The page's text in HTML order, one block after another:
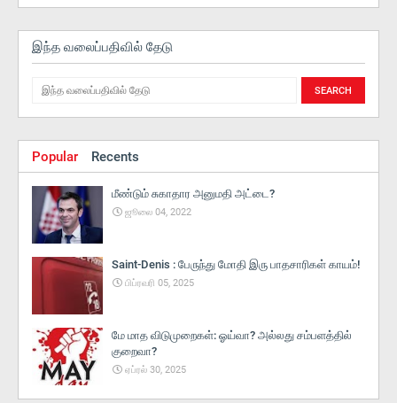
இந்த வலைப்பதிவில் தேடு
Popular Recents
மீண்டும் சுகாதார அனுமதி அட்டை?
ஜூலை 04, 2022
Saint-Denis : பேருந்து மோதி இரு பாதசாரிகள் காயம்!
பிப்ரவரி 05, 2025
மே மாத விடுமுறைகள்: ஓய்வா? அல்லது சம்பளத்தில்
குறைவா?
ஏப்ரல் 30, 2025